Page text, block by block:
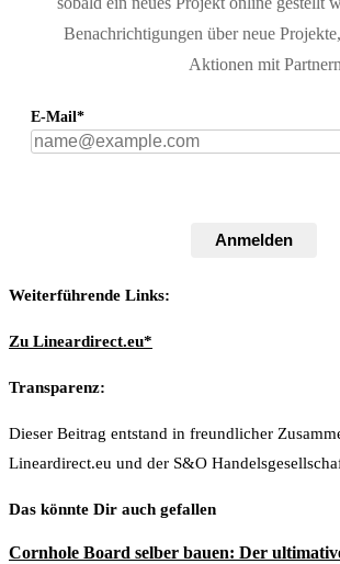
Benachrichtigungen über neue
Aktionen mit
E-Mail*
Anmelden
Weiterführende Links:
Zu Lineardirect.eu*
Transparenz:
Dieser Beitrag entstand in freundlicher
Lineardirect.eu und der S&O
Das könnte Dir auch gefallen
Cornhole Board selber bauen: Der